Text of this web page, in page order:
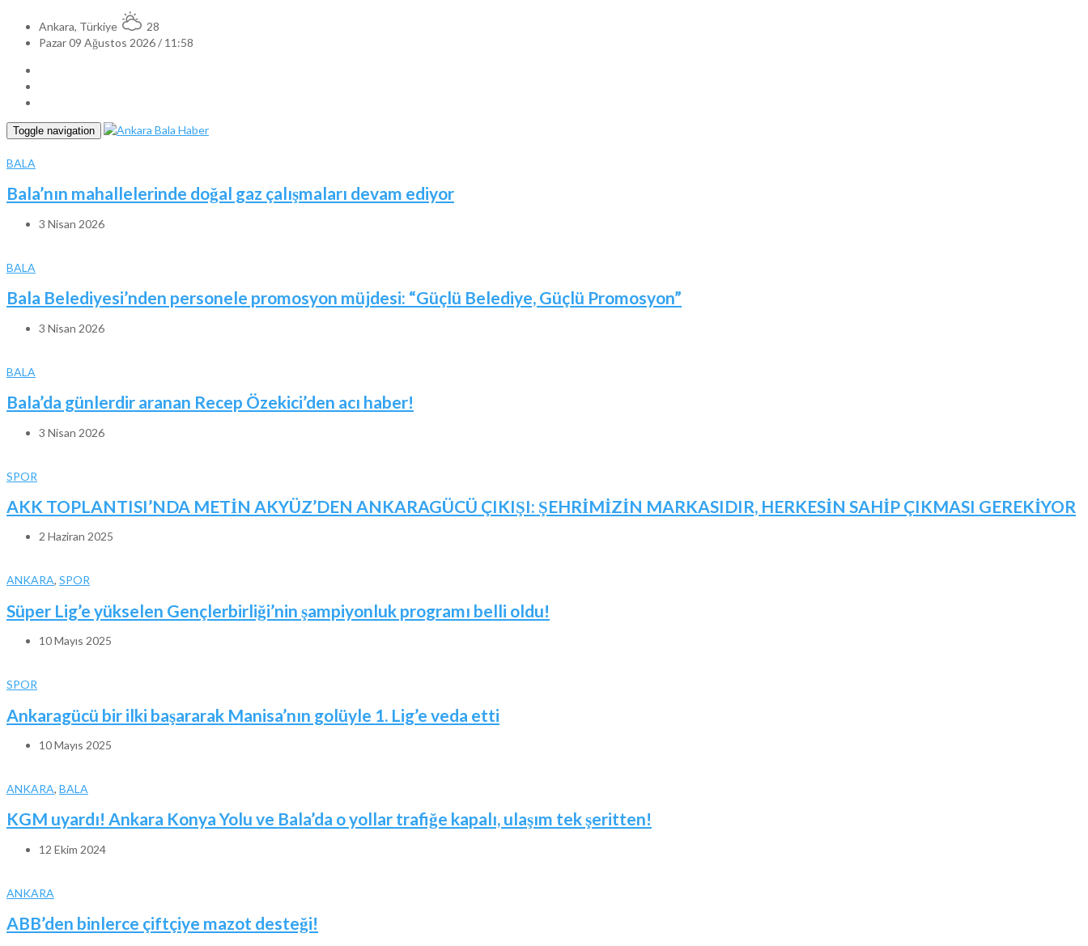
Ankara, Türkiye
28
Pazar 09 Ağustos 2026 / 11:58
Toggle navigation
BALA
Bala’nın mahallelerinde doğal gaz çalışmaları devam ediyor
3 Nisan 2026
BALA
Bala Belediyesi’nden personele promosyon müjdesi: “Güçlü Belediye, Güçlü Promosyon”
3 Nisan 2026
BALA
Bala’da günlerdir aranan Recep Özekici’den acı haber!
3 Nisan 2026
SPOR
AKK TOPLANTISI’NDA METİN AKYÜZ’DEN ANKARAGÜCÜ ÇIKIŞI: ŞEHRİMİZİN MARKASIDIR, HERKESİN SAHİP ÇIKMASI GEREKİYOR
2 Haziran 2025
ANKARA, SPOR
Süper Lig’e yükselen Gençlerbirliği’nin şampiyonluk programı belli oldu!
10 Mayıs 2025
SPOR
Ankaragücü bir ilki başararak Manisa’nın golüyle 1. Lig’e veda etti
10 Mayıs 2025
ANKARA, BALA
KGM uyardı! Ankara Konya Yolu ve Bala’da o yollar trafiğe kapalı, ulaşım tek şeritten!
12 Ekim 2024
ANKARA
ABB’den binlerce çiftçiye mazot desteği!